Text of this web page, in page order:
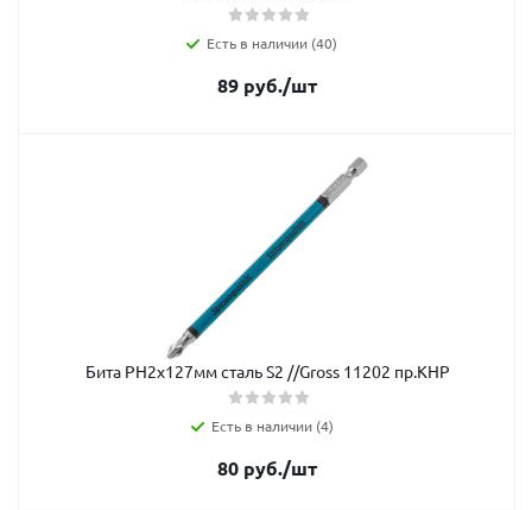
Есть в наличии (40)
89 руб./шт
Бита РH2x127мм сталь S2 //Gross 11202 пр.КНР
Есть в наличии (4)
80 руб./шт